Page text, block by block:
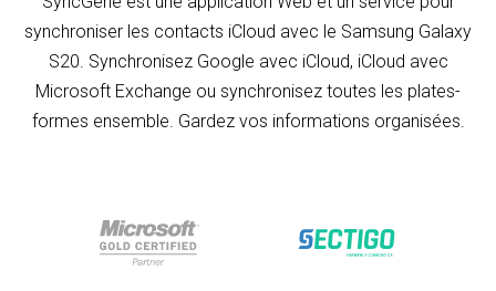
synchroniser les contacts iCloud avec le Samsung Galaxy
S20. Synchronisez Google avec iCloud, iCloud avec
Microsoft Exchange ou synchronisez toutes les plates-
formes ensemble. Gardez vos informations organisées.